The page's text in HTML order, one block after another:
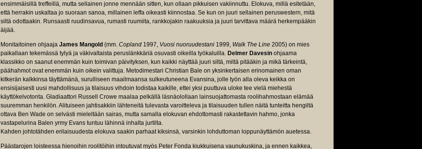
ensimmäisillä treffeillä, mutta sellainen jonne mennään sitten, kun ollaan pikkuisen vakiinnuttu. Elokuva, millä esitetään,
että herrakin uskaltaa jo suoraan sanoa, millainen leffa oikeasti kiinnostaa. Se kun on juuri sellainen peruswestern, mitä
siltä odottaakin. Runsaasti ruudinsavua, rumasti ruumiita, rankkojakin raakuuksia ja juuri tarvittava määrä herkempääkin
äijää.
Monitaitoinen ohjaaja James Mangold (mm. Copland 1997, Vuosi nuoruudestani 1999, Walk The Line 2005) on mies
paikallaan tekemässä tylyä ja väkivaltaista peruslänkkäriä osuvasti oikeilla työkaluilla. Delmer Davesin ohjaama
klassikko on saanut enemmän kuin toimivan päivityksen, kun kaikki näyttää juuri siltä, miltä pitääkin ja mikä tärkeintä,
päähahmot ovat enemmän kuin oikein valittuja. Metodimestari Christian Bale on yksinkertaisen erinomainen oman
kitkerän kalkkinsa täyttämänä, surulliseen maailmaansa sulkeutuneena Evansina, jolle työn alla oleva keikka on
ensisijaisesti uusi mahdollisuus ja tilaisuus vihdoin todistaa kaikille, ettei yksi puuttuva uloke tee vielä miehestä
käyttökelvotonta. Gladiaattori Russell Crowe maalaa pelkällä läsnäolollaan lainsuojattomasta roolihahmostaan elämää
suuremman henkilön. Alituiseen jahtisakkiin lähteneitä tulevasta varoitteleva ja tilaisuuden tullen näitä tunteitta hengiltä
ottava Ben Wade on selvästi mieleltään sairas, mutta samalla elokuvan ehdottomasti rakastettavin hahmo, jonka
vastapelurina Balen yrmy Evans tuntuu lähinnä inhalta jurtilta.
Kahden johtotähden erilaisuudesta elokuva saakin parhaat kiksinsä, varsinkin lohduttoman loppunäyttämön auetessa.
Päästarojen loisteessa hienoihin roolitöihin intoutuvat myös Peter Fonda kiukkuisena vaunukuskina, ja ennen kaikkea,